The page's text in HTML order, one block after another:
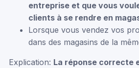
entreprise et que vous
clients à se rendre en
Lorsque vous vendez vos
dans des magasins de la
Explication: La réponse correcte